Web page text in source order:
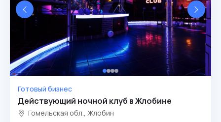
Готовый бизнес
Действующий ночной клуб в Жлобине
Гомельская обл., Жлобин